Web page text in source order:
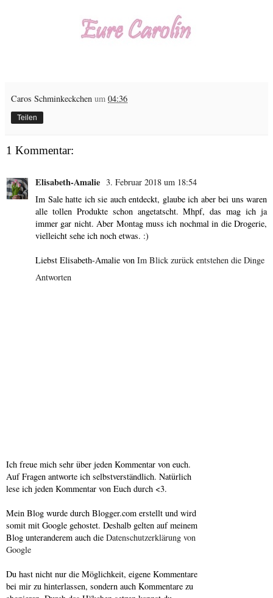
Caros Schminkeckchen um 04:36
Teilen
1 Kommentar:
Elisabeth-Amalie 3. Februar 2018 um 18:54
Im Sale hatte ich sie auch entdeckt, glaube ich aber bei uns waren
alle tollen Produkte schon angetatscht. Mhpf, das mag ich ja
immer gar nicht. Aber Montag muss ich nochmal in die Drogerie,
vielleicht sehe ich noch etwas. :)
Liebst Elisabeth-Amalie von Im Blick zurück entstehen die Dinge
Antworten
Ich freue mich sehr über jeden Kommentar von euch.
Auf Fragen antworte ich selbstverständlich. Natürlich
lese ich jeden Kommentar von Euch durch <3.
Mein Blog wurde durch Blogger.com erstellt und wird
somit mit Google gehostet. Deshalb gelten auf meinem
Blog unteranderem auch die Datenschutzerklärung von
Google
Du hast nicht nur die Möglichkeit, eigene Kommentare
bei mir zu hinterlassen, sondern auch Kommentare zu